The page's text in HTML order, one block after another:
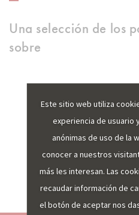
Una selección de los
sobre
VER
Este sitio web utiliza
experiencia de usuario
anónimas de uso de la
conocer a nuestros
más les interesan. Las
recaudar información de
el botón de aceptar nos